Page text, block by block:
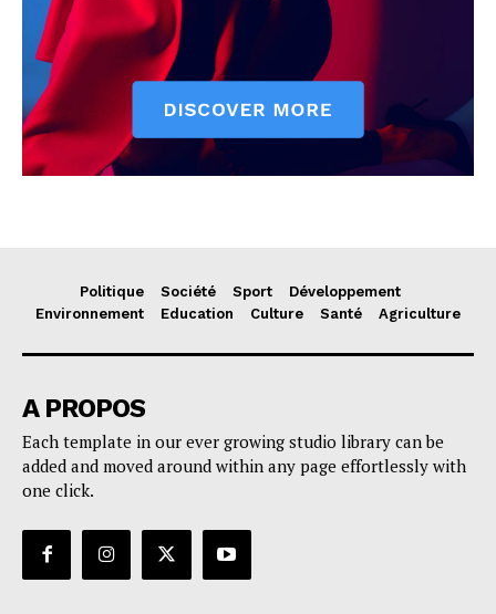
Politique Société Sport
Développement
Environnement
Education Culture Santé Agriculture
A PROPOS
Each template in our ever growing studio library can be
added and moved around within any page effortlessly with
one click.